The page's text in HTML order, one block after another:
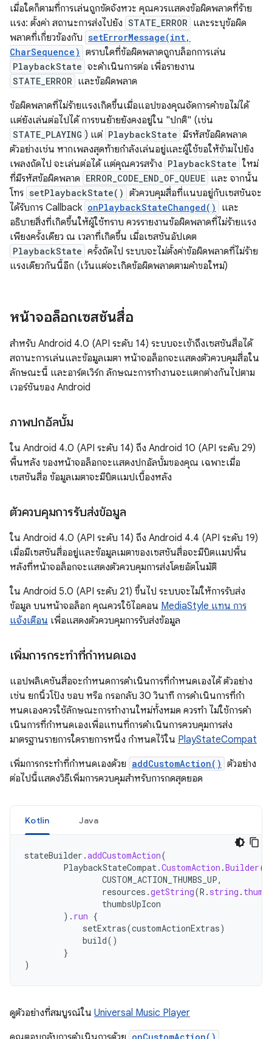
เมื่อใดก็ตามที่การเล่นถูกขัดจังหวะ คุณควรแสดงข้อผิดพลาดที่ร้าย
แรง: ตั้งค่า สถานะการส่งไปยัง STATE_ERROR และระบุข้อผิด
พลาดที่เกี่ยวข้องกับ setErrorMessage(int,
CharSequence) ตราบใดที่ข้อผิดพลาดถูกบล็อกการเล่น
PlaybackState จะดำเนินการต่อ เพื่อรายงาน
STATE_ERROR และข้อผิดพลาด
ข้อผิดพลาดที่ไม่ร้ายแรงเกิดขึ้นเมื่อแอปของคุณจัดการคำขอไม่ได้
แต่ยังเล่นต่อไปได้ การขนย้ายยังคงอยู่ใน "ปกติ" (เช่น
STATE_PLAYING ) แต่ PlaybackState มีรหัสข้อผิดพลาด
ตัวอย่างเช่น หากเพลงสุดท้ายกำลังเล่นอยู่และผู้ใช้ขอให้ข้ามไปยัง
เพลงถัดไป จะเล่นต่อได้ แต่คุณควรสร้าง PlaybackState ใหม่
ที่มีรหัสข้อผิดพลาด ERROR_CODE_END_OF_QUEUE และ จากนั้น
โทร setPlaybackState() ตัวควบคุมสื่อที่แนบอยู่กับเซสชันจะ
ได้รับการ Callback onPlaybackStateChanged()
และ
อธิบายสิ่งที่เกิดขึ้นให้ผู้ใช้ทราบ ควรรายงานข้อผิดพลาดที่ไม่ร้ายแรง
เพียงครั้งเดียว ณ เวลาที่เกิดขึ้น เมื่อเซสชันอัปเดต
PlaybackState ครั้งถัดไป ระบบจะไม่ตั้งค่าข้อผิดพลาดที่ไม่ร้าย
แรงเดียวกันนี้อีก (เว้นแต่จะเกิดข้อผิดพลาดตามคําขอใหม่)
หน้าจอล็อกเซสชันสื่อ
สำหรับ Android 4.0 (API ระดับ 14) ระบบจะเข้าถึงเซสชันสื่อได้
สถานะการเล่นและข้อมูลเมตา หน้าจอล็อกจะแสดงตัวควบคุมสื่อใน
ลักษณะนี้ และอาร์ตเวิร์ก ลักษณะการทำงานจะแตกต่างกันไปตาม
เวอร์ชันของ Android
ภาพปกอัลบั้ม
ใน Android 4.0 (API ระดับ 14) ถึง Android 10 (API ระดับ 29)
พื้นหลัง ของหน้าจอล็อกจะแสดงปกอัลบั้มของคุณ เฉพาะเมื่อ
เซสชันสื่อ ข้อมูลเมตาจะมีบิตแมปเบื้องหลัง
ตัวควบคุมการรับส่งข้อมูล
ใน Android 4.0 (API ระดับ 14) ถึง Android 4.4 (API ระดับ 19)
เมื่อมีเซสชันสื่ออยู่และข้อมูลเมตาของเซสชันสื่อจะมีบิตแมปพื้น
หลังที่หน้าจอล็อกจะแสดงตัวควบคุมการส่งโดยอัตโนมัติ
ใน Android 5.0 (API ระดับ 21) ขึ้นไป ระบบจะไม่ให้การรับส่ง
ข้อมูล บนหน้าจอล็อก คุณควรใช้ไอคอน MediaStyle แทน การ
แจ้งเตือน เพื่อแสดงตัวควบคุมการรับส่งข้อมูล
เพิ่มการกระทำที่กำหนดเอง
แอปพลิเคชันสื่อจะกำหนดการดำเนินการที่กำหนดเองได้ ตัวอย่าง
เช่น ยกนิ้วโป้ง ชอบ หรือ กรอกลับ 30 วินาที การดําเนินการที่กํา
หนดเองควรใช้ลักษณะการทํางานใหม่ทั้งหมด ควรทำ ไม่ใช้การดํา
เนินการที่กําหนดเองเพื่อแทนที่การดําเนินการควบคุมการส่ง
มาตรฐานรายการใดรายการหนึ่ง กำหนดไว้ใน PlayStateCompat
เพิ่มการกระทำที่กำหนดเองด้วย addCustomAction() ตัวอย่าง
ต่อไปนี้แสดงวิธีเพิ่มการควบคุมสำหรับการกดสุดยอด
Kotlin Java
stateBuilder .addCustomAction(
PlaybackStateCompat.CustomAction .Builder(
CUSTOM_ACTION_THUMBS_UP,
resources .getString(R . string .
thumbsUpIcon
). run {
setExtras(customActionExtras)
build()
}
)
ดูตัวอย่างที่สมบูรณ์ใน Universal Music Player